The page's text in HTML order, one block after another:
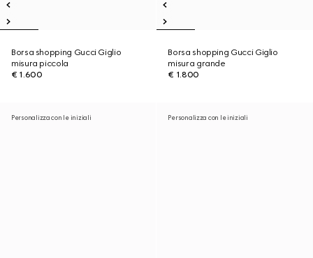
Borsa shopping Gucci Giglio
misura piccola
€ 1.600
Borsa shopping Gucci Giglio
misura grande
€ 1.800
Personalizza con le iniziali Personalizza con le iniziali